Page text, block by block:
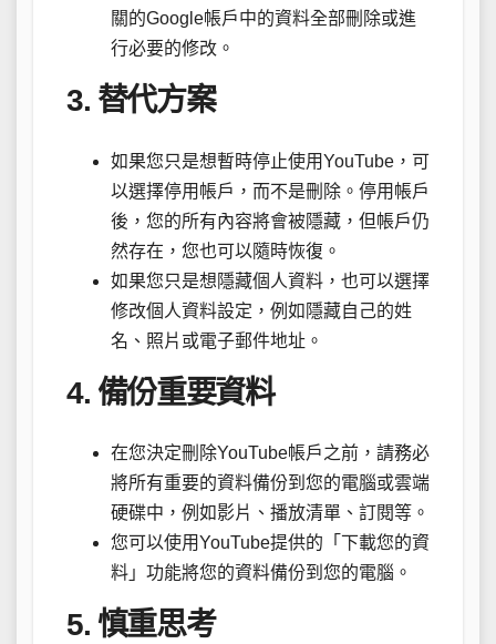
關的Google帳戶中的資料全部刪除或進
行必要的修改。
3. 替代方案
如果您只是想暫時停止使用YouTube，可
以選擇停用帳戶，而不是刪除。停用帳戶
後，您的所有內容將會被隱藏，但帳戶仍
然存在，您也可以隨時恢復。
如果您只是想隱藏個人資料，也可以選擇
修改個人資料設定，例如隱藏自己的姓
名、照片或電子郵件地址。
4. 備份重要資料
在您決定刪除YouTube帳戶之前，請務必
將所有重要的資料備份到您的電腦或雲端
硬碟中，例如影片、播放清單、訂閱等。
您可以使用YouTube提供的「下載您的資
料」功能將您的資料備份到您的電腦。
5. 慎重思考